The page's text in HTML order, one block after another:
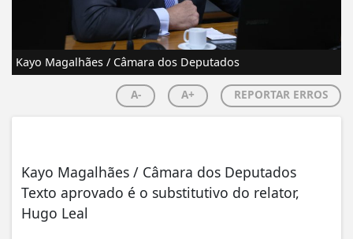
Kayo Magalhães / Câmara dos Deputados
A- A+ REPORTAR ERROS
Kayo Magalhães / Câmara dos Deputados
Texto aprovado é o substitutivo do relator,
Hugo Leal